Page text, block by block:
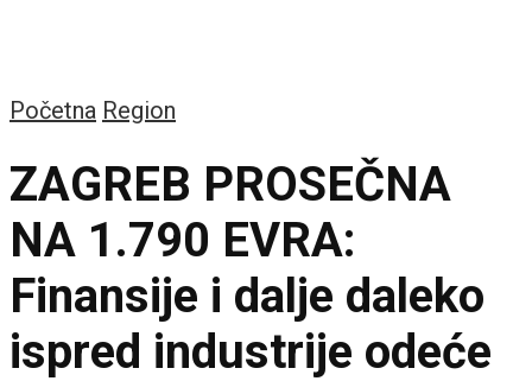
Početna Region
ZAGREB PROSEČNA
NA 1.790 EVRA:
Finansije i dalje daleko
ispred industrije odeće